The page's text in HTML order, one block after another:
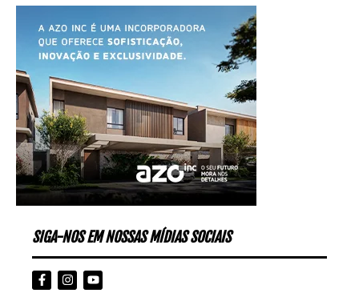
SIGA-NOS EM NOSSAS MÍDIAS SOCIAIS